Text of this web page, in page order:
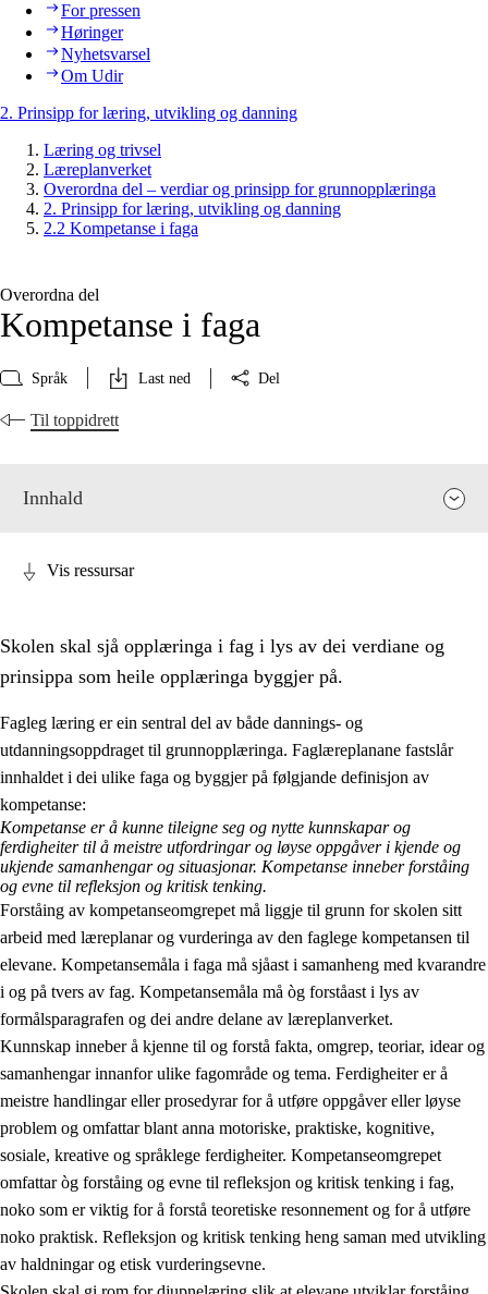
For pressen
Høringer
Nyhetsvarsel
Om Udir
2. Prinsipp for læring, utvikling og danning
Læring og trivsel
Læreplanverket
Overordna del – verdiar og prinsipp for grunnopplæringa
2. Prinsipp for læring, utvikling og danning
2.2 Kompetanse i faga
Overordna del
Kompetanse i faga
Språk Last ned Del
Til toppidrett
Innhald
2. Prinsipp for læring, utvikling og danning
2.1 Sosial læring og utvikling
2.2 Kompetanse i faga
2.3 Grunnleggjande ferdigheiter
2.4 Å lære å lære
Tverrfaglege tema
Vis ressursar
Skolen skal sjå opplæringa i fag i lys av dei verdiane og
prinsippa som heile opplæringa byggjer på.
Fagleg læring er ein sentral del av både dannings- og
utdanningsoppdraget til grunnopplæringa. Faglæreplanane fastslår
innhaldet i dei ulike faga og byggjer på følgjande definisjon av
kompetanse:
Kompetanse er å kunne tileigne seg og nytte kunnskapar og
ferdigheiter til å meistre utfordringar og løyse oppgåver i kjende og
ukjende samanhengar og situasjonar. Kompetanse inneber forståing
og evne til refleksjon og kritisk tenking.
Forståing av kompetanseomgrepet må liggje til grunn for skolen sitt
arbeid med læreplanar og vurderinga av den faglege kompetansen til
elevane. Kompetansemåla i faga må sjåast i samanheng med kvarandre
i og på tvers av fag. Kompetansemåla må òg forståast i lys av
formålsparagrafen og dei andre delane av læreplanverket.
Kunnskap inneber å kjenne til og forstå fakta, omgrep, teoriar, idear og
samanhengar innanfor ulike fagområde og tema. Ferdigheiter er å
meistre handlingar eller prosedyrar for å utføre oppgåver eller løyse
problem og omfattar blant anna motoriske, praktiske, kognitive,
sosiale, kreative og språklege ferdigheiter. Kompetanseomgrepet
omfattar òg forståing og evne til refleksjon og kritisk tenking i fag,
noko som er viktig for å forstå teoretiske resonnement og for å utføre
noko praktisk. Refleksjon og kritisk tenking heng saman med utvikling
av haldningar og etisk vurderingsevne.